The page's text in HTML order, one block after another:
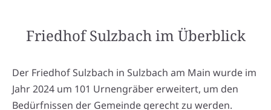
Friedhof Sulzbachim Überblick
Der Friedhof Sulzbach in Sulzbach am Main wurde im
Jahr 2024 um 101 Urnengräber erweitert, um den
Bedürfnissen der Gemeinde gerecht zu werden.